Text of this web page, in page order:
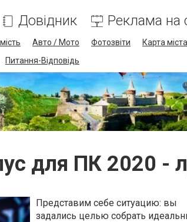
Довідник Реклама на
Авто / Мото Фотозвіти Карта міста
Питання-Відповідь
для ПК 2020 -
Представим себе ситуацию: вы
задались целью собрать